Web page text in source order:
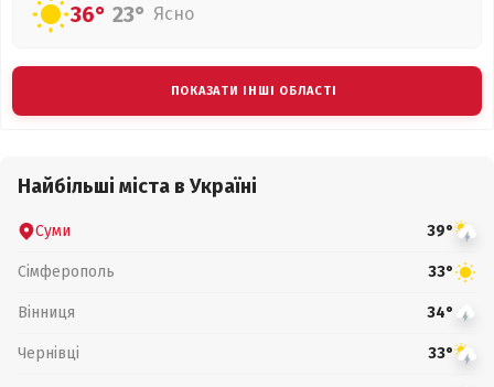
36° 23° Ясно
ПОКАЗАТИ ІНШІ ОБЛАСТІ
Найбільші міста в Україні
Суми 39°
Сімферополь 33°
Вінниця 34°
Чернівці 33°